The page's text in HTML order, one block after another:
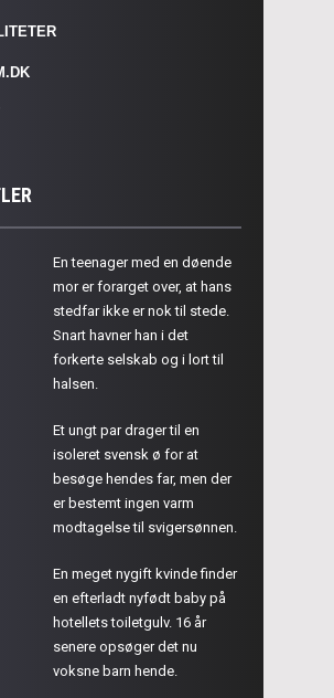
En teenager med en døende
mor er forarget over, at hans
stedfar ikke er nok til stede.
Snart havner han i det
forkerte selskab og i lort til
halsen.
Et ungt par drager til en
isoleret svensk ø for at
besøge hendes far, men der
er bestemt ingen varm
modtagelse til svigersønnen.
En meget nygift kvinde finder
en efterladt nyfødt baby på
hotellets toiletgulv. 16 år
senere opsøger det nu
voksne barn hende.